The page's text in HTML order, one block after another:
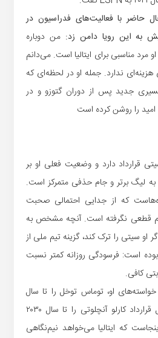
حاضر با فعالیت‌های فدراسیون در
به این رویا دامن زد:من دوباره
مرد مناسبی برای ایتالیا است. می‌دانم
هزینه‌ای ندارد. جمله او در لحظه‌ای که
جدید پس از دوران گتوزو و در
امید را روشن کرده است
قرارداد دارد و وضعیت فعلی او بر
به لیگ برتر و جام حذفی متمرکز است.
که از جدایی احتمالی صحبت
قطعی نگرفته است. آنچه مشخص به
سیتی را ترک کند، گزینه تیم ملی از
است: فرسودگی روزانه کمتر نسبت
کافی.
او، توماس توخل را تا سال
۲۰۲۸ در اختیار دارد. برزیل قرارداد کارلو آنچلوتی را تا سال ۲۰۳۰
که ایتالیا می‌خواهد نیم‌نگاهی